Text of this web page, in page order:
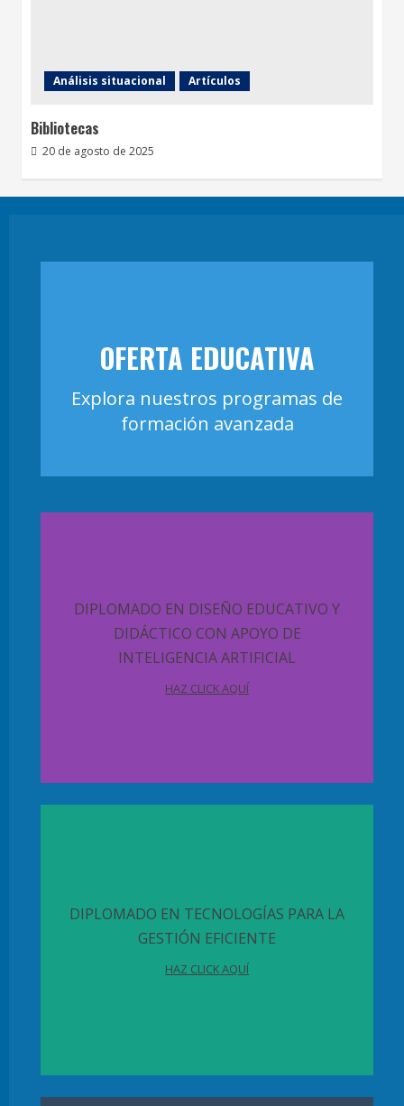
Análisis situacional Artículos
Bibliotecas
20 de agosto de 2025
OFERTA EDUCATIVA
Explora nuestros programas de
formación avanzada
DIPLOMADO EN DISEÑO EDUCATIVO Y
DIDÁCTICO CON APOYO DE
INTELIGENCIA ARTIFICIAL
HAZ CLICK AQUÍ
DIPLOMADO EN TECNOLOGÍAS PARA LA
GESTIÓN EFICIENTE
HAZ CLICK AQUÍ